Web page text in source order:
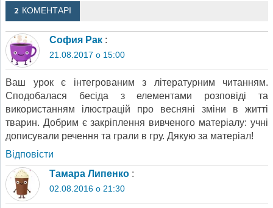
2 КОМЕНТАРІ
София Рак :
21.08.2017 о 15:00
Ваш урок є інтегрованим з літературним читанням.
Сподобалася бесіда з елементами розповіді та
використанням ілюстрацій про весняні зміни в житті
тварин. Добрим є закріплення вивченого матеріалу: учні
дописували речення та грали в гру. Дякую за матеріал!
Відповіcти
Тамара Липенко :
02.08.2016 о 21:30